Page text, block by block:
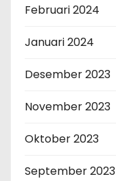
Februari 2024
Januari 2024
Desember 2023
November 2023
Oktober 2023
September 2023